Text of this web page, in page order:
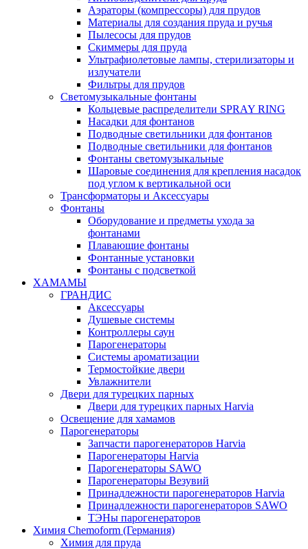
Аэраторы (компрессоры) для прудов
Материалы для создания пруда и ручья
Пылесосы для прудов
Скиммеры для пруда
Ультрафиолетовые лампы, стерилизаторы и
излучатели
Фильтры для прудов
Светомузыкальные фонтаны
Кольцевые распределители SPRAY RING
Насадки для фонтанов
Подводные светильники для фонтанов
Подводные светильники для фонтанов
Фонтаны светомузыкальные
Шаровые соединения для крепления насадок
под углом к вертикальной оси
Трансформаторы и Аксессуары
Фонтаны
Оборудование и предметы ухода за
фонтанами
Плавающие фонтаны
Фонтанные установки
Фонтаны с подсветкой
ХАМАМЫ
ГРАНДИС
Аксессуары
Душевые системы
Контроллеры саун
Парогенераторы
Системы ароматизации
Термостойкие двери
Увлажнители
Двери для турецких парных
Двери для турецких парных Harvia
Освещение для хамамов
Парогенераторы
Запчасти парогенераторов Harvia
Парогенераторы Harvia
Парогенераторы SAWO
Парогенераторы Везувий
Принадлежности парогенераторов Harvia
Принадлежности парогенераторов SAWO
ТЭНы парогенераторов
Химия Chemoform (Германия)
Химия для пруда